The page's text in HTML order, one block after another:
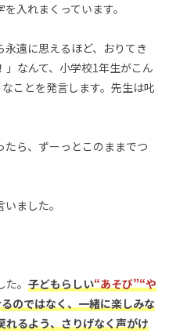
入れまくっています。
遠に思えるほど、おりてき
なんて、小学校1年生がこん
ことを発言します。先生は叱
たら、ずーっとこのままでつ
ました。
。 子どもらしい“あそび”“や
のではなく、一緒に楽しみな
れるよう、さりげなく声がけ